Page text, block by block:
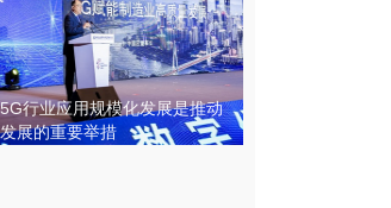
行业应用规模化发展是推动
展的重要举措